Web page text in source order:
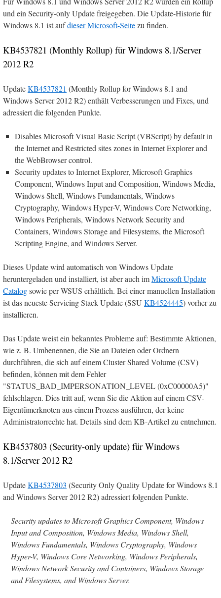
und ein Security-only Update freigegeben. Die Update-Historie für
Windows 8.1 ist aufdieser Microsoft-Seitezu finden.
KB4537821 (Monthly Rollup) für Windows 8.1/Server
2012 R2
UpdateKB4537821 (Monthly Rollup for Windows 8.1 and
Windows Server 2012 R2) enthält Verbesserungen und Fixes, und
adressiert die folgenden Punkte.
Disables Microsoft Visual Basic Script (VBScript) by default in
the Internet and Restricted sites zones in Internet Explorer and
the WebBrowser control.
Security updates to Internet Explorer, Microsoft Graphics
Component, Windows Input and Composition, Windows Media,
Windows Shell, Windows Fundamentals, Windows
Cryptography, Windows Hyper-V, Windows Core Networking,
Windows Peripherals, Windows Network Security and
Containers, Windows Storage and Filesystems, the Microsoft
Scripting Engine, and Windows Server.
Dieses Update wird automatisch von Windows Update
heruntergeladen und installiert, ist aber auch imMicrosoft Update
Catalogsowie per WSUS erhältlich. Bei einer manuellen Installation
ist das neueste Servicing Stack Update (SSU KB4524445) vorher zu
installieren.
Das Update weist ein bekanntes Probleme auf: Bestimmte Aktionen,
wie z. B. Umbenennen, die Sie an Dateien oder Ordnern
durchführen, die sich auf einem Cluster Shared Volume (CSV)
befinden, können mit dem Fehler
"STATUS_BAD_IMPERSONATION_LEVEL (0xC00000A5)"
fehlschlagen. Dies tritt auf, wenn Sie die Aktion auf einem CSV-
Eigentümerknoten aus einem Prozess ausführen, der keine
Administratorrechte hat. Details sind dem KB-Artikel zu entnehmen.
KB4537803 (Security-only update) für Windows
8.1/Server 2012 R2
UpdateKB4537803 (Security Only Quality Update for Windows 8.1
and Windows Server 2012 R2) adressiert folgenden Punkte.
Security updates to Microsoft Graphics Component, Windows
Input and Composition, Windows Media, Windows Shell,
Windows Fundamentals, Windows Cryptography, Windows
Hyper-V, Windows Core Networking, Windows Peripherals,
Windows Network Security and Containers, Windows Storage
and Filesystems, and Windows Server.